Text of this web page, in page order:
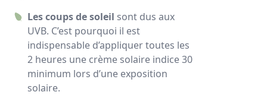
Les coups de soleil sont dus aux
UVB. C’est pourquoi il est
indispensable d’appliquer toutes les
2 heures une crème solaire indice 30
minimum lors d’une exposition
solaire.